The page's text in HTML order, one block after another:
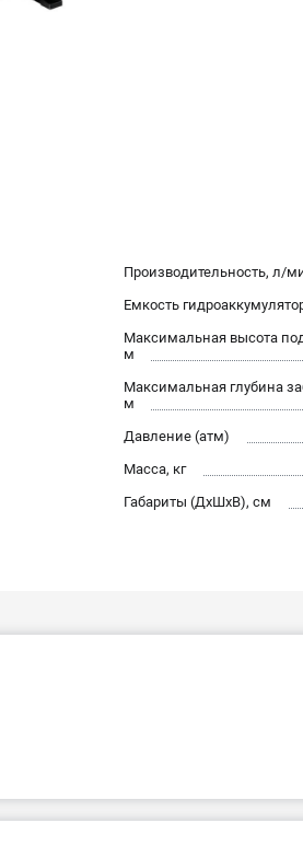
Производительность, л/
Емкость
Максимальная высота
м
Максимальная глубина
м
Давление (атм)
Масса, кг
Габариты (ДхШхВ), см